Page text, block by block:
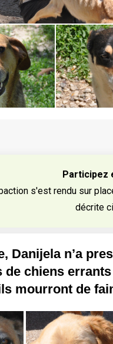
Participez
s'est rendu sur
décrite
Danijela n’a
de chiens
mourront de